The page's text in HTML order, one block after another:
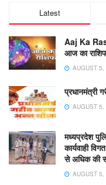
Latest
Aaj Ka
आज का
AUGUST 5,
प्रधानमंत्री
AUGUST 5,
मध्यप्रदेश
कार्यवाही
से अधिक की
AUGUST 5,